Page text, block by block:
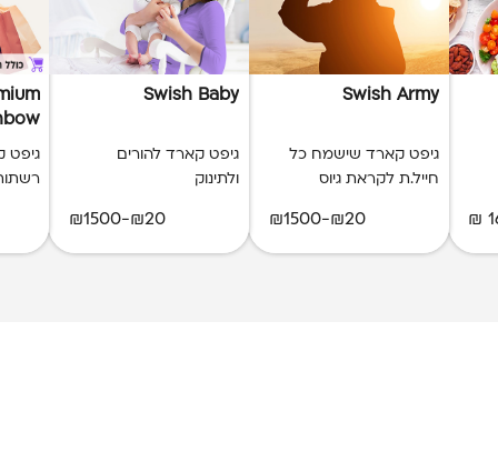
Swish Army
גיפט קארד שישמח כל
חייל.ת לקראת גיוס
₪20-₪1500
Swish Baby
גיפט קארד להורים
ולתינוק
₪20-₪1500
גיפט